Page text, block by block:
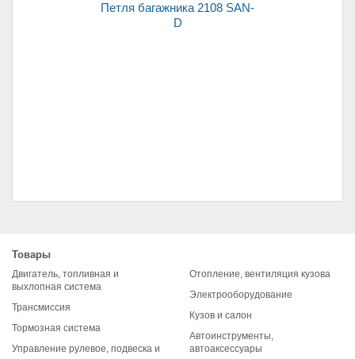
Петля багажника 2108 SAN-
D
Товары
Двигатель, топливная и
выхлопная система
Трансмиссия
Тормозная система
Управление рулевое, подвеска и
Отопление, вентиляция кузова
Электрооборудование
Кузов и салон
Автоинструменты,
автоаксессуары